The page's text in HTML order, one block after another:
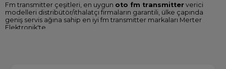
Fm transmitter çeşitleri, en uygun oto fm transmitter verici
modelleri distribütör/ithalatçı firmaların garantili, ülke çapında
geniş servis ağına sahip en iyi fm transmitter markaları Merter
Elektronik'te.